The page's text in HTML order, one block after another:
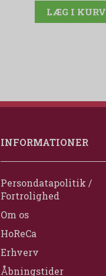
LÆG I KURV
INFORMATIONER
Persondatapolitik /
Fortrolighed
Om os
HoReCa
Erhverv
Åbningstider